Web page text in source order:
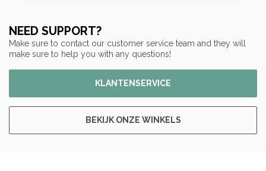
NEED SUPPORT?
Make sure to contact our customer service team and they will
make sure to help you with any questions!
KLANTENSERVICE
BEKIJK ONZE WINKELS